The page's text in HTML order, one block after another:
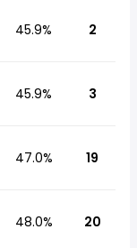
45.9% 2
45.9% 3
47.0% 19
48.0% 20